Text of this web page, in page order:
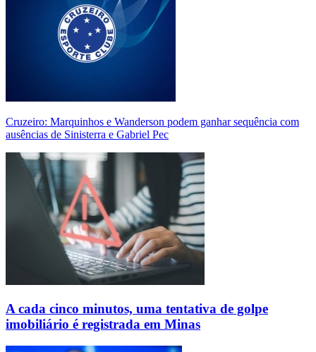
Cruzeiro: Marquinhos e Wanderson podem ganhar sequência com
ausências de Sinisterra e Gabriel Pec
A cada cinco minutos, uma tentativa de golpe
imobiliário é registrada em Minas